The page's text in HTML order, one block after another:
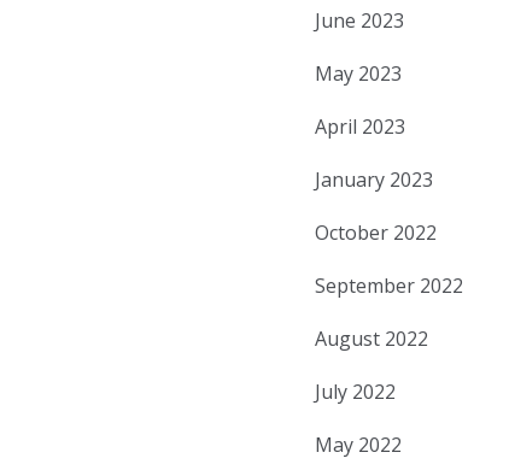
June 2023
May 2023
April 2023
January 2023
October 2022
September 2022
August 2022
July 2022
May 2022